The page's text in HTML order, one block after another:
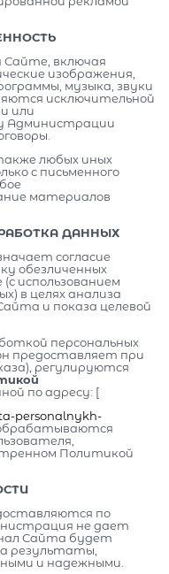
Сайте, включая
изображения,
музыка, звуки
исключительной
или
Администрации
любых иных
с письменного
материалов
ДАННЫХ
согласие
обезличенных
использованием
в целях анализа
и показа целевой
персональных
предоставляет при
регулируются
по адресу: [
personalnykh-
Политикой
по
не дает
Сайта будет
результаты,
и надежными.